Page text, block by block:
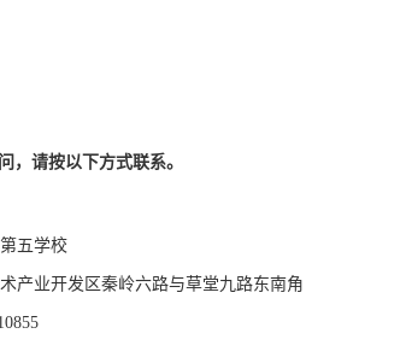
，请按以下方式联系。
五学校
产业开发区秦岭六路与草堂九路东南角